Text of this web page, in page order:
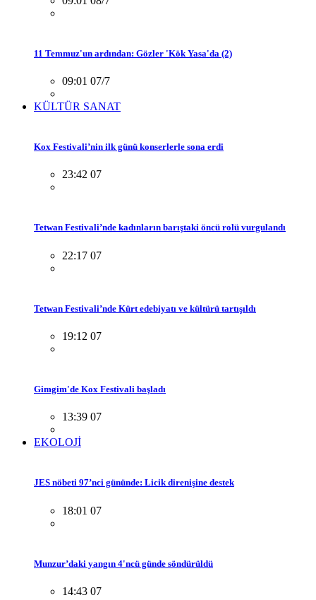
11 Temmuz'un ardından: Gözler 'Kök Yasa'da (2)
09:01 07/7
KÜLTÜR SANAT
Kox Festivali’nin ilk günü konserlerle sona erdi
23:42 07
Tetwan Festivali’nde kadınların barıştaki öncü rolü vurgulandı
22:17 07
Tetwan Festivali’nde Kürt edebiyatı ve kültürü tartışıldı
19:12 07
Gimgim'de Kox Festivali başladı
13:39 07
EKOLOJİ
JES nöbeti 97’nci gününde: Licik direnişine destek
18:01 07
Munzur’daki yangın 4'ncü günde söndürüldü
14:43 07